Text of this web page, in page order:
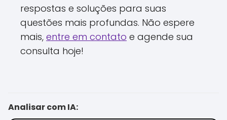
respostas e soluções para suas
questões mais profundas. Não espere
mais, entre em contato e agende sua
consulta hoje!
Analisar com IA: